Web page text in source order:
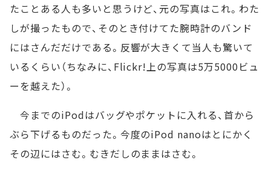
たことある人も多いと思うけど、元の写真はこれ。わた
しが撮ったもので、そのとき付けてた腕時計のバンド
にはさんだだけである。反響が大きくて当人も驚いて
いるくらい（ちなみに、Flickr!上の写真は5万5000ビュ
ーを越えた）。
今までのiPodはバッグやポケットに入れる、首から
ぶら下げるものだった。今度のiPod nanoはとにかく
その辺にはさむ。むきだしのままはさむ。